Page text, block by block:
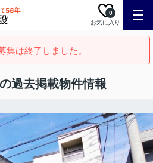
お気に入り
0
集は終了しました。
過去掲載物件情報